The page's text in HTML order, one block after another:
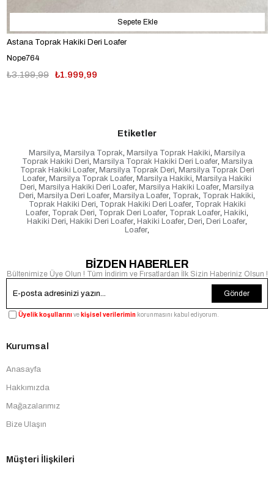
Astana Toprak Hakiki Deri Loafer
Nope764
₺1.999,99
₺3.199,99
Sepete Ekle
Etiketler
Marsilya Marsilya Toprak Marsilya Toprak Hakiki Marsilya
Toprak Hakiki Deri Marsilya Toprak Hakiki Deri Loafer, Marsilya
Toprak Hakiki Loafer, Marsilya Toprak Deri Marsilya Toprak Deri
Loafer Marsilya Toprak Loafer Marsilya Hakiki Marsilya Hakiki
Deri Marsilya Hakiki Deri Loafer Marsilya Hakiki Loafer Marsilya
Deri Marsilya Deri Loafer Marsilya Loafer Toprak Toprak Hakiki
Toprak Hakiki Deri Toprak Hakiki Deri Loafer, Toprak Hakiki
Loafer Toprak Deri Toprak Deri Loafer Toprak Loafer Hakiki
Hakiki Deri Hakiki Deri Loafer Hakiki Loafer Deri Deri Loafer
Loafer
BİZDEN HABERLER
Bültenimize Üye Olun ! Tüm İndirim ve Fırsatlardan İlk Sizin Haberiniz Olsun !
Gönder
Üyelik koşullarınıve kişisel verilerimin korunmasını kabul ediyorum.
Kurumsal
Anasayfa
Hakkımızda
Mağazalarımız
Bize Ulaşın
Müşteri İlişkileri